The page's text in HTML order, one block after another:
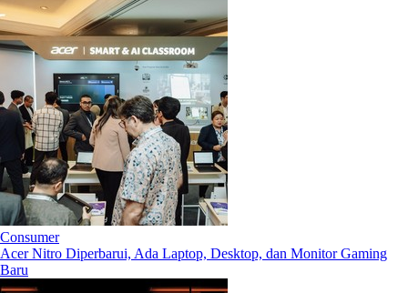
Consumer
Acer Nitro Diperbarui, Ada Laptop, Desktop, dan Monitor Gaming
Baru